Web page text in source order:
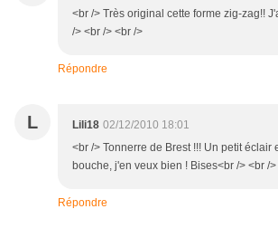
<br /> Très original cette forme zig-zag!!
/> <br /> <br />
Répondre
L Lili18 02/12/2010 18:01
<br /> Tonnerre de Brest !!! Un petit éclair
bouche, j'en veux bien ! Bises<br /> <br />
Répondre